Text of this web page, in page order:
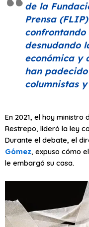
de la
Prensa
desnudando
económica y
han
columnistas
En 2021, el hoy
Restrepo, lideró la ley
Durante el debate, el
Gómez, expuso cómo
le embargó su casa.